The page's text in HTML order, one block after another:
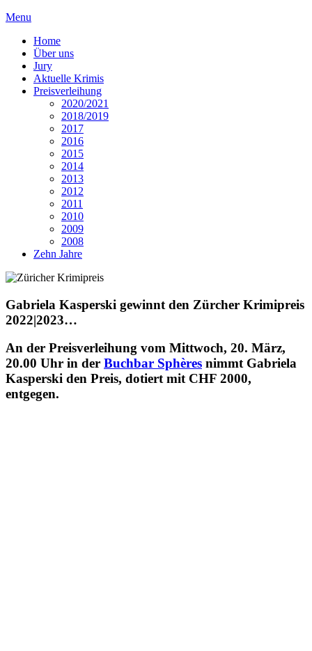
Menu
Home
Über uns
Jury
Aktuelle Krimis
Preisverleihung
2020/2021
2018/2019
2017
2016
2015
2014
2013
2012
2011
2010
2009
2008
Zehn Jahre
Gabriela Kasperski gewinnt den Zürcher Krimipreis
2022|2023…
An der Preisverleihung vom Mittwoch, 20. März,
20.00 Uhr in der Buchbar Sphères nimmt Gabriela
Kasperski den Preis, dotiert mit CHF 2000,
entgegen.